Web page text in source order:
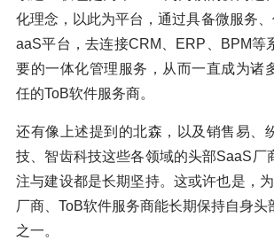
化理念，以此为平台，通过具备微服务
aaS平台，去连接CRM、ERP、BPM等
要的一体化管理服务，从而一直成为诸
任的ToB软件服务商。
还有像上述提到的北森，以及销售易、
技、智齿科技这些各领域的头部SaaS厂
注与建设都是长期坚持。这或许也是，
厂商、ToB软件服务商能长期保持自身头
之一。